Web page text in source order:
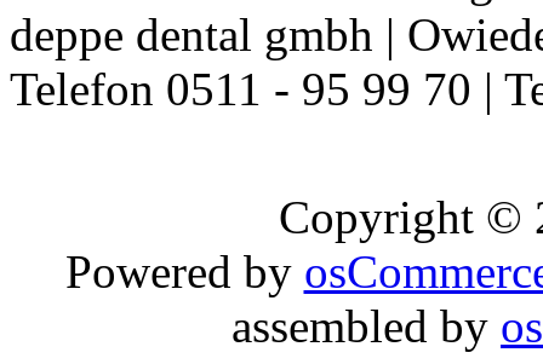
deppe dental gmbh |
Telefon 0511 - 95 99 70 |
Copyright ©
Powered by
assembled by